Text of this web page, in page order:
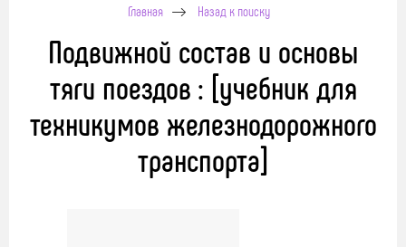
Главная Назад к поиску
Подвижной состав и основы
тяги поездов : [учебник для
техникумов железнодорожного
транспорта]